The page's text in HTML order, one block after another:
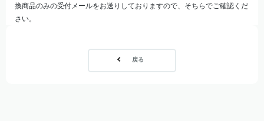
換商品のみの受付メールをお送りしておりますので、そちらでご確認くだ
さい。
戻る